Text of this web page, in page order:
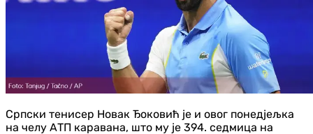
Српски тенисер Новак Ђоковић је и овог понедјељка
на челу АТП каравана, што му је 394. седмица на